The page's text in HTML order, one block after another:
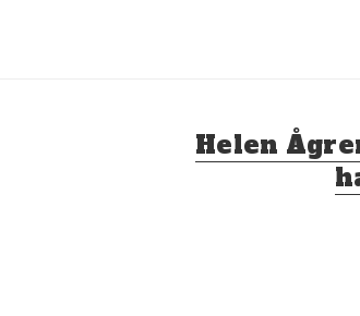
Nästa
inlägg:
Helen